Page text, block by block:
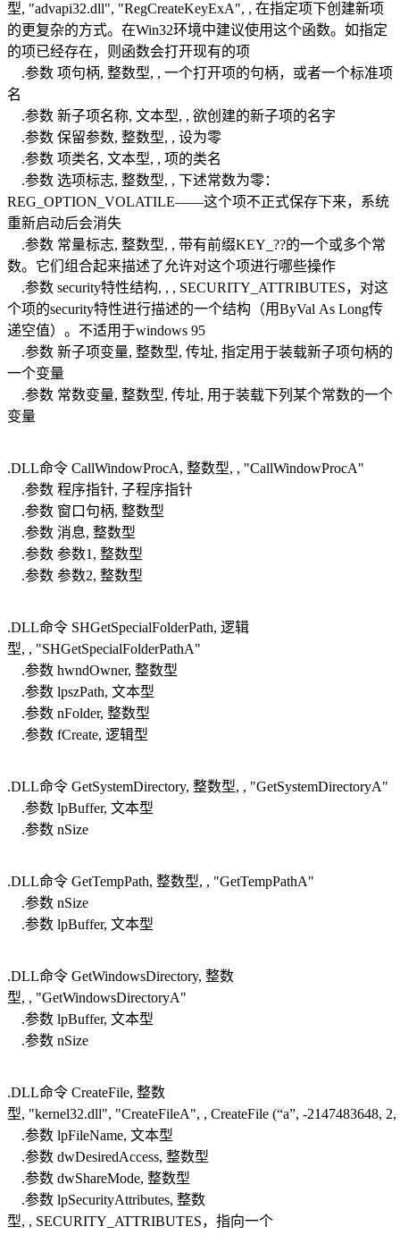
型, "advapi32.dll", "RegCreateKeyExA", , 在指定项下创建新项
的更复杂的方式。在Win32环境中建议使用这个函数。如指定
的项已经存在，则函数会打开现有的项
.参数 项句柄, 整数型, , 一个打开项的句柄，或者一个标准项
名
.参数 新子项名称, 文本型, , 欲创建的新子项的名字
.参数 保留参数, 整数型, , 设为零
.参数 项类名, 文本型, , 项的类名
.参数 选项标志, 整数型, , 下述常数为零：
REG_OPTION_VOLATILE——这个项不正式保存下来，系统
重新启动后会消失
.参数 常量标志, 整数型, , 带有前缀KEY_??的一个或多个常
数。它们组合起来描述了允许对这个项进行哪些操作
.参数 security特性结构, , , SECURITY_ATTRIBUTES，对这
个项的security特性进行描述的一个结构（用ByVal As Long传
递空值）。不适用于windows 95
.参数 新子项变量, 整数型, 传址, 指定用于装载新子项句柄的
一个变量
.参数 常数变量, 整数型, 传址, 用于装载下列某个常数的一个
变量
.DLL命令 CallWindowProcA, 整数型, , "CallWindowProcA"
.参数 程序指针, 子程序指针
.参数 窗口句柄, 整数型
.参数 消息, 整数型
.参数 参数1, 整数型
.参数 参数2, 整数型
.DLL命令 SHGetSpecialFolderPath, 逻辑
型, , "SHGetSpecialFolderPathA"
.参数 hwndOwner, 整数型
.参数 lpszPath, 文本型
.参数 nFolder, 整数型
.参数 fCreate, 逻辑型
.DLL命令 GetSystemDirectory, 整数型, , "GetSystemDirectoryA"
.参数 lpBuffer, 文本型
.参数 nSize
.DLL命令 GetTempPath, 整数型, , "GetTempPathA"
.参数 nSize
.参数 lpBuffer, 文本型
.DLL命令 GetWindowsDirectory, 整数
型, , "GetWindowsDirectoryA"
.参数 lpBuffer, 文本型
.参数 nSize
.DLL命令 CreateFile, 整数
型, "kernel32.dll", "CreateFileA", , CreateFile (“a”, -2147483648, 2,
.参数 lpFileName, 文本型
.参数 dwDesiredAccess, 整数型
.参数 dwShareMode, 整数型
.参数 lpSecurityAttributes, 整数
型, , SECURITY_ATTRIBUTES，指向一个